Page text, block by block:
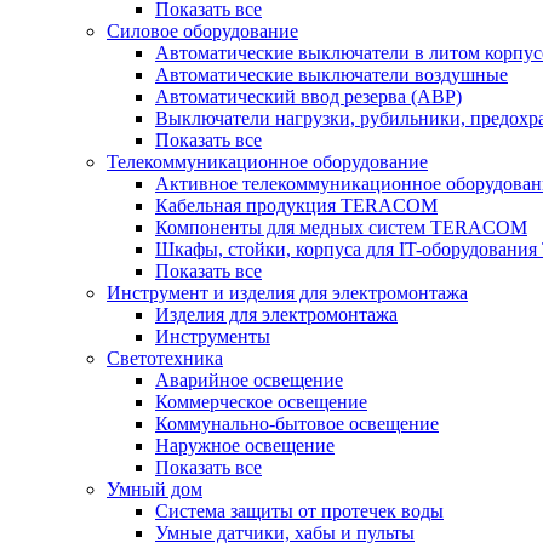
Показать все
Силовое оборудование
Автоматические выключатели в литом
Автоматические выключатели воздушные
Автоматический ввод резерва (АВР)
Выключатели нагрузки, рубильники,
Показать все
Телекоммуникационное оборудование
Активное телекоммуникационное
Кабельная продукция TERACOM
Компоненты для медных систем TERACOM
Шкафы, стойки, корпуса для IT-
Показать все
Инструмент и изделия для электромонтажа
Изделия для электромонтажа
Инструменты
Светотехника
Аварийное освещение
Коммерческое освещение
Коммунально-бытовое освещение
Наружное освещение
Показать все
Умный дом
Система защиты от протечек воды
Умные датчики, хабы и пульты